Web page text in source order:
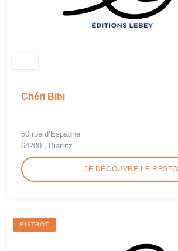
Chéri Bibi
50 rue d’Espagne
64200 , Biarritz
JE DÉCOUVRE LE RESTO
BISTROT